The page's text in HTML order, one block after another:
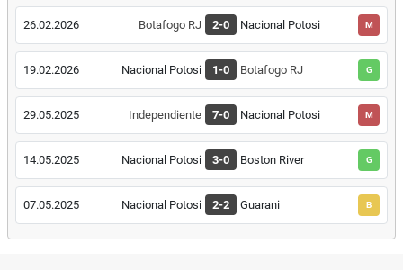
26.02.2026 Botafogo RJ 2-0 Nacional Potosi M
19.02.2026 Nacional Potosi 1-0 Botafogo RJ G
29.05.2025 Independiente 7-0 Nacional Potosi M
14.05.2025 Nacional Potosi 3-0 Boston River G
07.05.2025 Nacional Potosi 2-2 Guarani B